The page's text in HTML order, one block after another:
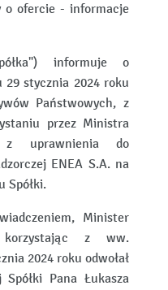
ofercie - informacje
informuje o
29 stycznia 2024 roku
Państwowych, z
przez Ministra
z uprawnienia do
ENEA S.A. na
Spółki.
Minister
korzystając z ww.
2024 roku odwołał
Spółki Pana Łukasza